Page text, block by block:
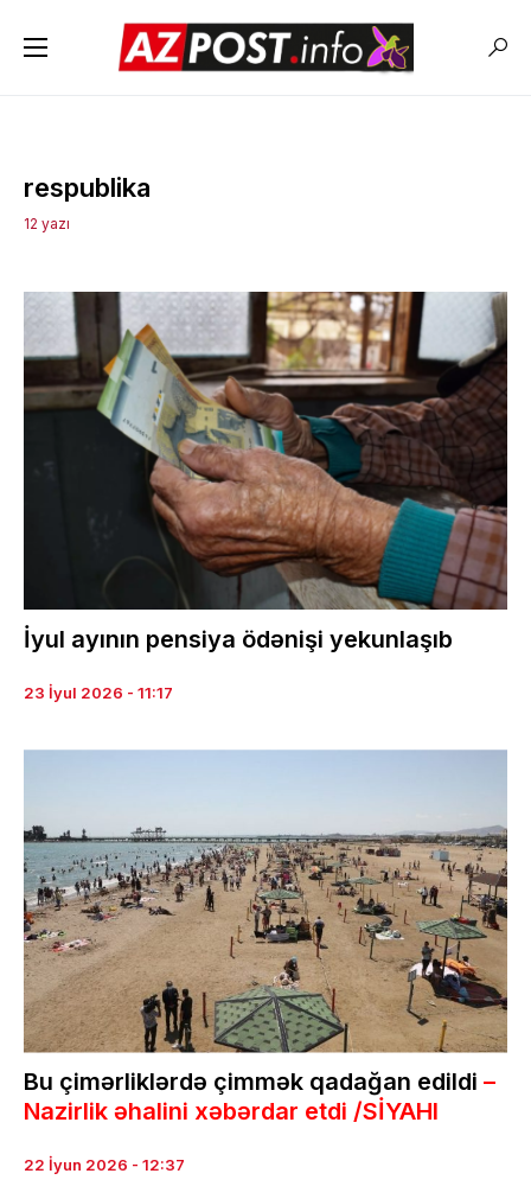
respublika
12 yazı
İyul ayının pensiya ödənişi yekunlaşıb
23 İyul 2026 - 11:17
Bu çimərliklərdə çimmək qadağan edildi –
Nazirlik əhalini xəbərdar etdi /SİYAHI
22 İyun 2026 - 12:37